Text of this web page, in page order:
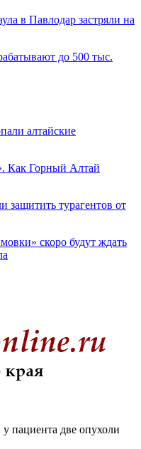
в Павлодар застряли на
до 500 тыс.
алтайские
Как Горный Алтай
защитить турагентов от
скоро будут ждать
пациента две опухоли